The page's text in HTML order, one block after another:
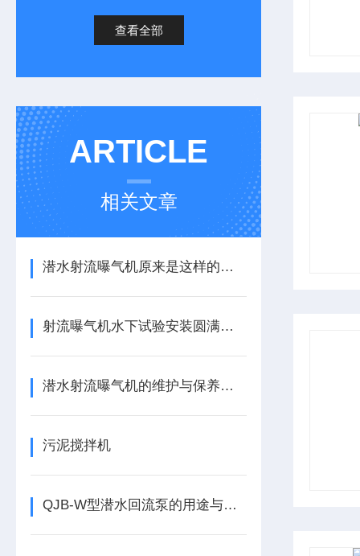
查看全部
ARTICLE
相关文章
潜水射流曝气机原来是这样的一款产品
射流曝气机水下试验安装圆满成功
潜水射流曝气机的维护与保养知识
污泥搅拌机
QJB-W型潜水回流泵的用途与特点有哪些